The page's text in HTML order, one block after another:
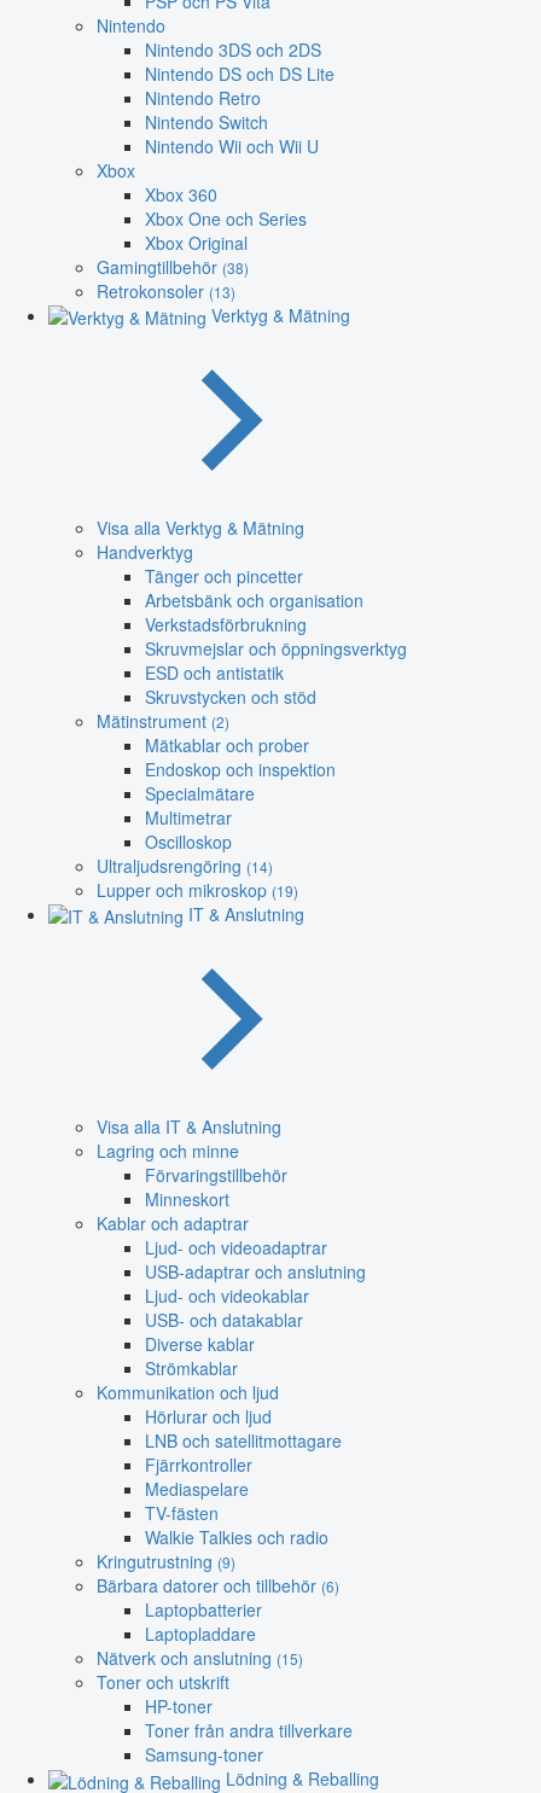
Nintendo
Nintendo 3DS och 2DS
Nintendo DS och DS Lite
Nintendo Retro
Nintendo Switch
Nintendo Wii och Wii U
Xbox
Xbox 360
Xbox One och Series
Xbox Original
Gamingtillbehör (38)
Retrokonsoler (13)
Verktyg & Mätning
Visa alla Verktyg & Mätning
Handverktyg
Tänger och pincetter
Arbetsbänk och organisation
Verkstadsförbrukning
Skruvmejslar och öppningsverktyg
ESD och antistatik
Skruvstycken och stöd
Mätinstrument (2)
Mätkablar och prober
Endoskop och inspektion
Specialmätare
Multimetrar
Oscilloskop
Ultraljudsrengöring (14)
Lupper och mikroskop (19)
IT & Anslutning
Visa alla IT & Anslutning
Lagring och minne
Förvaringstillbehör
Minneskort
Kablar och adaptrar
Ljud- och videoadaptrar
USB-adaptrar och anslutning
Ljud- och videokablar
USB- och datakablar
Diverse kablar
Strömkablar
Kommunikation och ljud
Hörlurar och ljud
LNB och satellitmottagare
Fjärrkontroller
Mediaspelare
TV-fästen
Walkie Talkies och radio
Kringutrustning (9)
Bärbara datorer och tillbehör (6)
Laptopbatterier
Laptopladdare
Nätverk och anslutning (15)
Toner och utskrift
HP-toner
Toner från andra tillverkare
Samsung-toner
Lödning & Reballing